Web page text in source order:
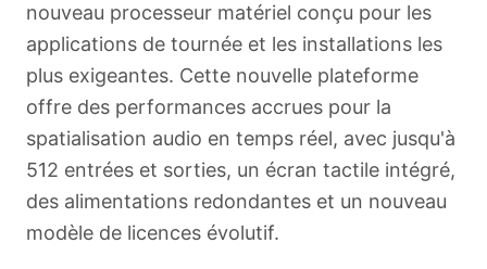
nouveau processeur matériel conçu pour les
applications de tournée et les installations les
plus exigeantes. Cette nouvelle plateforme
offre des performances accrues pour la
spatialisation audio en temps réel, avec jusqu'à
512 entrées et sorties, un écran tactile intégré,
des alimentations redondantes et un nouveau
modèle de licences évolutif.